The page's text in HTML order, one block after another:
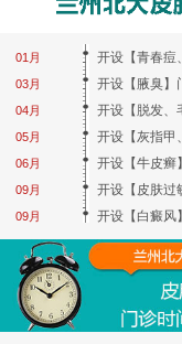
01月
03月
04月
05月
06月
09月
09月
开设【青春痘
开设【腋臭】
开设【脱发、
开设【灰指甲
开设【牛皮癣
开设【皮肤过
开设【白癜风